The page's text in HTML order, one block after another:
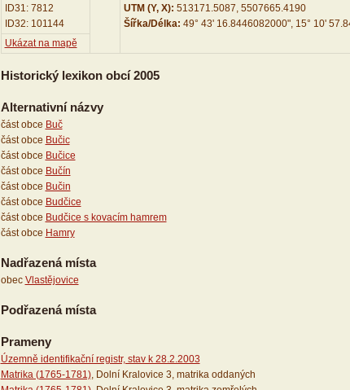
ID31: 7812
ID32: 101144
UTM (Y, X): 513171.5087, 5507665.4190
Šířka/Délka: 49° 43' 16.8446082000", 15° 10'
Ukázat na mapě
Historický lexikon obcí 2005
Alternativní názvy
část obce Buč
část obce Bučic
část obce Bučice
část obce Bučín
část obce Bučin
část obce Budčice
část obce Budčice s kovacím hamrem
část obce Hamry
Nadřazená místa
obec Vlastějovice
Podřazená místa
Prameny
Územně identifikační registr, stav k 28.2.2003
Matrika (1765-1781), Dolní Kralovice 3, matrika oddaných